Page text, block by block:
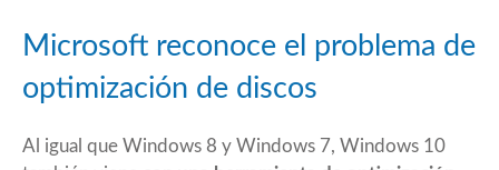
Microsoft reconoce el problema de
optimización de discos
Al igual que Windows 8 y Windows 7, Windows 10